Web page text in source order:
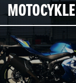
MOTOCYKLE